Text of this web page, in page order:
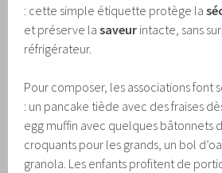
: cette simple étiquette protège la
et préserve lasaveur intacte, sans
réfrigérateur.
Pour composer, les associations font
: un pancake tiède avec des fraises
egg muffin avec quelques bâtonnets
croquants pour les grands, un bol
granola. Les enfants profitent de